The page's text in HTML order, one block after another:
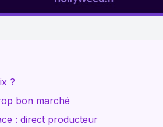
?
bon marché
: direct producteur